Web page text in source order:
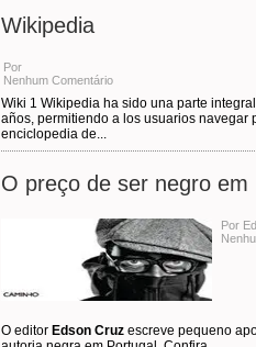
Wikipedia
Por
Nenhum Comentário
Wiki 1 Wikipedia ha sido una parte
años, permitiendo a los usuarios navegar
enciclopedia de...
O preço de ser negro em
Por
O editor Edson Cruz escreve pequeno